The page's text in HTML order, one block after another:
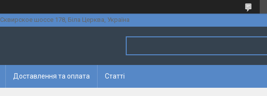
Сквирское шоссе 178, Біла Церква, Україна
Доставлення та оплата Статті